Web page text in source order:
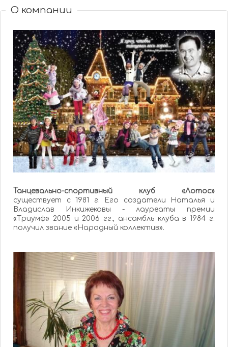
О компании
Танцевально-спортивный клуб «Лотос»
существует с 1981 г. Его создатели Наталья и
Владислав Инкижековы - лауреаты премии
«Триумф» 2005 и 2006 гг., ансамбль клуба в 1984 г.
получил звание «Народный коллектив».